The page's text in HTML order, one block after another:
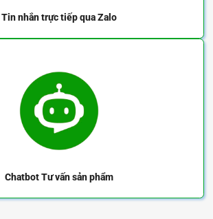
Tin nhắn trực tiếpqua Zalo
ChatbotTư vấn sản phẩm